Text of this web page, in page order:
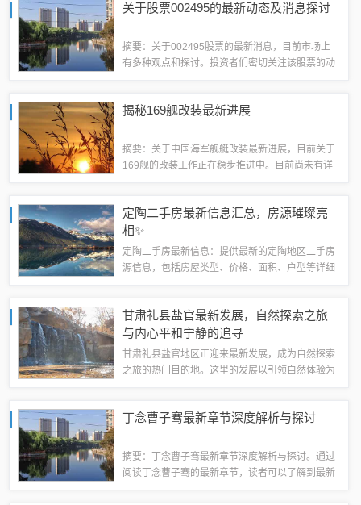
用将产生重要影响。部队土地改革背景随着国...
关于股票002495的最新动态及消息探讨
摘要：关于002495股票的最新消息，目前市场上
有多种观点和探讨。投资者们密切关注该股票的动
未来发展充满期待。投资者需谨慎判断，...
揭秘169舰改装最新进展
摘要：关于中国海军舰艇改装最新进展，目前关于
169舰的改装工作正在稳步推进中。目前尚未有详
此次改装将进一步提升该舰的作战能力和性...
定陶二手房最新信息汇总，房源璀璨亮
相✨
定陶二手房最新信息：提供最新的定陶地区二手房
源信息，包括房屋类型、价格、面积、户型等详细
的购房服务。✨🏠（字数控制在规定范围内。...
甘肃礼县盐官最新发展，自然探索之旅
与内心平和宁静的追寻
甘肃礼县盐官地区正迎来最新发展，成为自然探索
之旅的热门目的地。这里的发展以引领自然体验为
化底蕴，吸引着越来越多的游客前来体验。我...
丁念曹子骞最新章节深度解析与探讨
摘要：丁念曹子骞最新章节深度解析与探讨。通过
阅读丁念曹子骞的最新章节，读者可以了解到最新